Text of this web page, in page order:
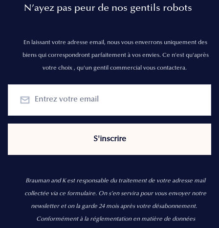
N’ayez pas peur de nos gentils robots
En laissant votre adresse email, nous vous enverrons uniquement des
biens qui correspondront parfaitement à vos envies. Ce n'est qu'après
votre choix , qu'un gentil commercial vous contactera.
Brauman and K est responsable du traitement de votre adresse mail
collectée via ce formulaire. On s’en servira pour vous envoyer notre
newsletter et on la garde 24 mois après votre désabonnement.
Conformément à la réglementation en matière de données